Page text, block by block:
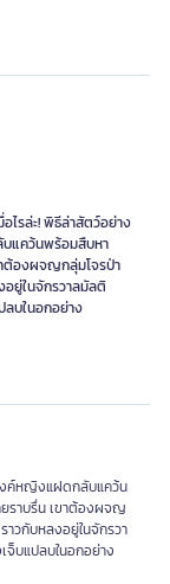
อไรล่ะ! พิธีล่าสัตว์อย่าง
แคว้นพร้อมสืบหา
ต้องผจญกลุ่มโจรป่า
ยู่ในจักรวาลมัลติ
ลบในอกอย่าง
งค์หญิงแฝดกลับแคว้น
ราบรื่น เขาต้องผจญ
วกับหลงอยู่ในจักรวา
จ็บแปลบในอกอย่าง